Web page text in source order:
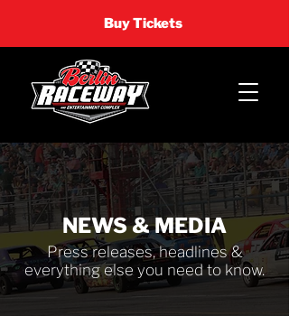
Buy Tickets
NEWS & MEDIA
Press releases, headlines &
everything else you need to know.